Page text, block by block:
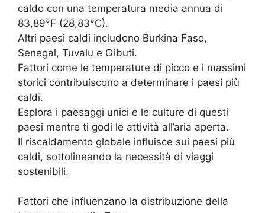
caldo con una temperatura media annua di
83,89°F (28,83°C).
Altri paesi caldi includono Burkina Faso,
Senegal, Tuvalu e Gibuti.
Fattori come le temperature di picco e i massimi
storici contribuiscono a determinare i paesi più
caldi.
Esplora i paesaggi unici e le culture di questi
paesi mentre ti godi le attività all’aria aperta.
Il riscaldamento globale influisce sui paesi più
caldi, sottolineando la necessità di viaggi
sostenibili.
Fattori che influenzano la distribuzione della